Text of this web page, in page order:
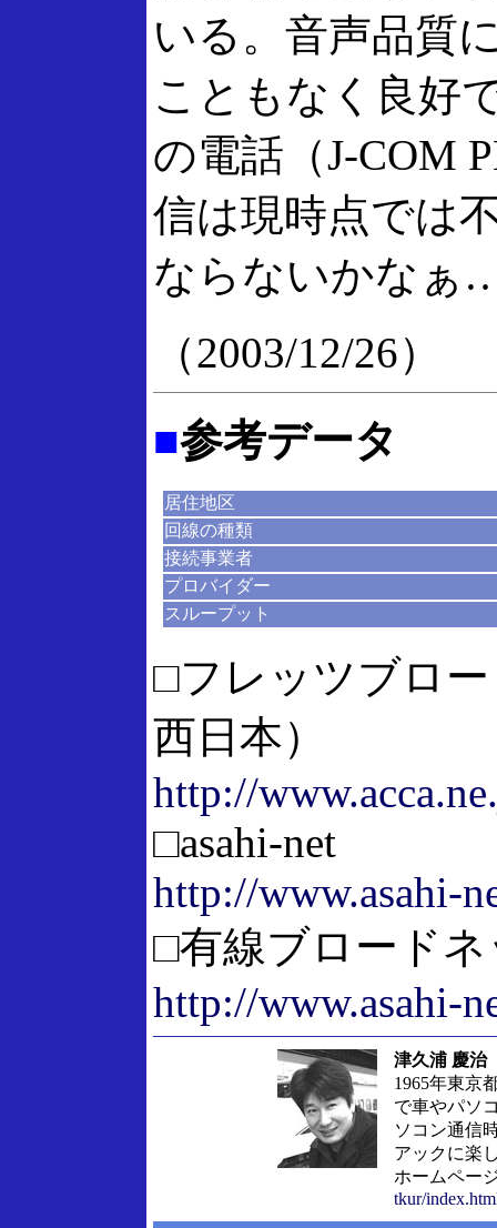
いる。音声品質
こともなく良好
の電話（J-COM
信は現時点では
ならないかな
（2003/12/26）
■参考データ
居住地区
回線の種類
接続事業者
プロバイダー
スループット
□フレッツブロ
西日本）
http://
□asahi-net
http://www.asahi-
□有線ブロード
http://www.asahi-
津久浦 慶治
1965年東京
で車やパソ
ソコン通信
アックに楽
ホームペー
tkur/